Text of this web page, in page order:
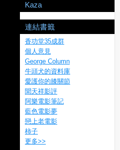
Kaza
連結書籤
香功堂35成群
個人意見
George Column
牛頭犬的資料庫
愛護你的膝關節
聞天祥影評
阿樂電影筆記
藍色電影夢
戀上老電影
柿子
更多>>